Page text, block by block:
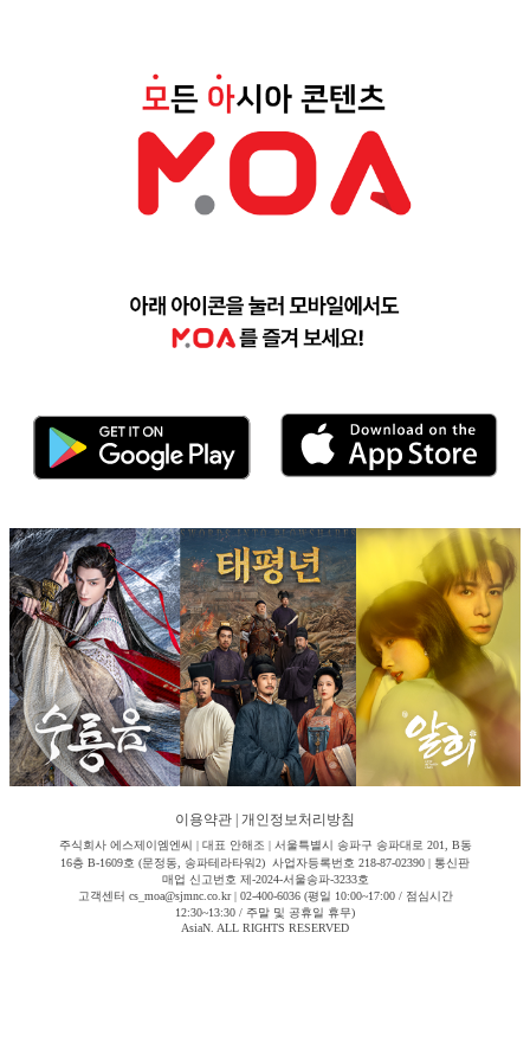
이용약관 개인정보처리방침
주식회사 에스제이엠엔씨 | 대표 안해조 | 서울특별시 송파구 송파대로 201, B동
16층 B-1609호 (문정동, 송파테라타워2) 사업자등록번호 218-87-02390 | 통신판
매업 신고번호 제-2024-서울송파-3233호
고객센터 cs_moa@sjmnc.co.kr | 02-400-6036 (평일 10:00~17:00 / 점심시간
12:30~13:30 / 주말 및 공휴일 휴무)
AsiaN. ALL RIGHTS RESERVED